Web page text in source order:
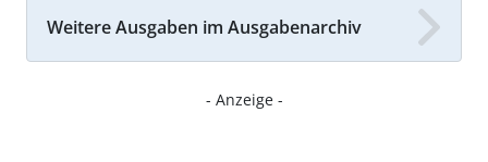
Weitere Ausgaben im Ausgabenarchiv
- Anzeige -